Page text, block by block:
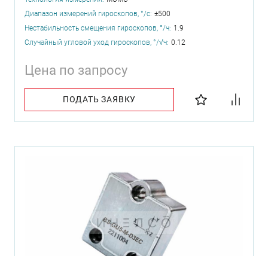
Диапазон измерений гироскопов, °/с: ±500
Нестабильность смещения гироскопов, °/ч: 1.9
Случайный угловой уход гироскопов, °/√ч: 0.12
Цена по запросу
ПОДАТЬ ЗАЯВКУ